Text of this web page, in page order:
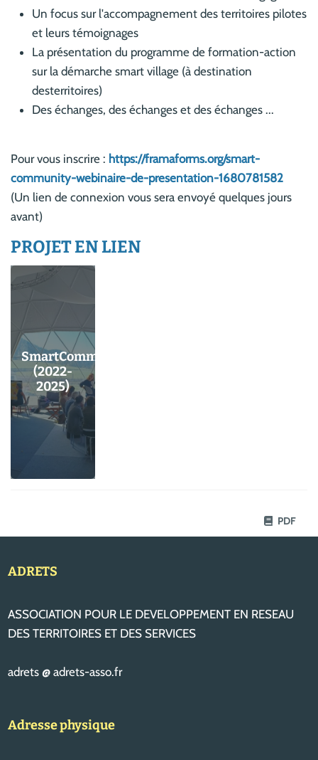
Un focus sur l'accompagnement des territoires pilotes
et leurs témoignages
La présentation du programme de formation-action
sur la démarche smart village (à destination
desterritoires)
Des échanges, des échanges et des échanges ...
Pour vous inscrire : https://framaforms.org/smart-
community-webinaire-de-presentation-1680781582
(Un lien de connexion vous sera envoyé quelques jours
avant)
PROJET EN LIEN
SmartCommunity
(2022-
2025)
PDF
ADRETS
ASSOCIATION POUR LE DEVELOPPEMENT EN RESEAU
DES TERRITOIRES ET DES SERVICES
adrets @ adrets-asso.fr
Adresse physique